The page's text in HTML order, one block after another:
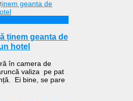
ținem geanta de
hotel
în camera de
valiza pe pat
Ei bine, se pare